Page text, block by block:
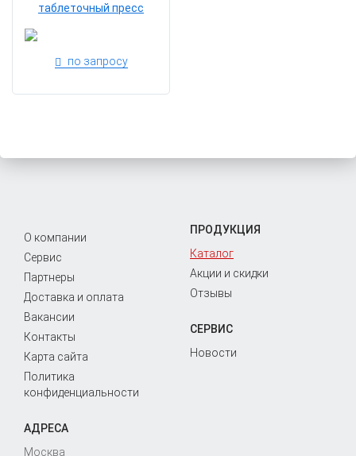
таблеточный пресс
по запросу
О компании
Сервис
Партнеры
Доставка и оплата
Вакансии
Контакты
Карта сайта
Политика
конфиденциальности
ПРОДУКЦИЯ
Каталог
Акции и скидки
Отзывы
СЕРВИС
Новости
АДРЕСА
Москва